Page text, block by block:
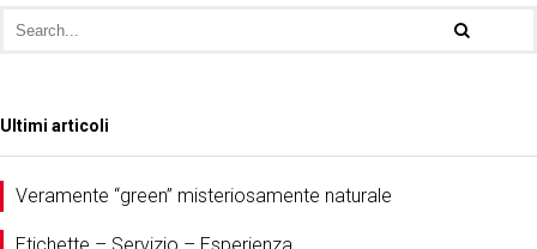
Ultimi articoli
Veramente “green” misteriosamente naturale